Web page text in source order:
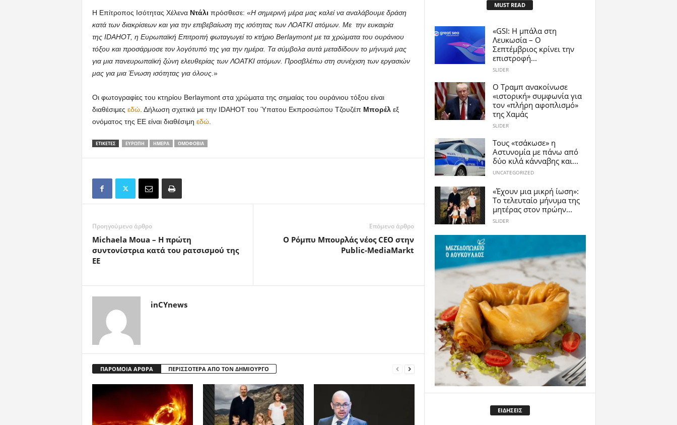
Η Επίτροπος Ισότητας Χέλενα Ντάλι πρόσθεσε: «Η σημερινή μέρα μας καλεί να αναλάβουμε δράση
κατά των διακρίσεων και για την επιβεβαίωση της ισότητας των ΛΟΑΤΚΙ ατόμων. Με την ευκαιρία
της IDAHOT, η Ευρωπαϊκή Επιτροπή φωταγωγεί το κτήριο Berlaymont με τα χρώματα του ουράνιου
τόξου και προσάρμοσε τον λογότυπό της για την ημέρα. Τα σύμβολα αυτά μεταδίδουν το μήνυμά μας
για μια πανευρωπαϊκή ζώνη ελευθερίας των ΛΟΑΤΚΙ ατόμων. Προσβλέπω στη συνέχιση των εργασιών
μας για μια Ένωση ισότητας για όλους. »
Οι φωτογραφίες του κτηρίου Berlaymont στα χρώματα της σημαίας του ουράνιου τόξου είναι
διαθέσιμες εδώ. Δήλωση σχετικά με την IDAHOT του Ύπατου Εκπροσώπου Τζουζέπ Μπορέλ εξ
ονόματος της ΕΕ είναι διαθέσιμη εδώ.
ΕΤΙΚΕΤΕΣ ΕΥΡΏΠΗ ΗΜΈΡΑ ΟΜΟΦΟΒΊΑ
Προηγούμενο άρθρο
Michaela Moua – Η πρώτη
συντονίστρια κατά του ρατσισμού της
ΕΕ
Επόμενο άρθρο
Ο Ρόμπυ Μπουρλάς νέος CEO στην
Public-MediaMarkt
inCYnews
ΠΑΡΟΜΟΙΑ ΑΡΘΡΑ ΠΕΡΙΣΣΟΤΕΡΑ ΑΠΟ ΤΟΝ ΔΗΜΙΟΥΡΓΟ
MUST READ
«GSI: Η μπάλα στη
Λευκωσία – Ο
Σεπτέμβριος κρίνει την
επιστροφή...
SLIDER
Ο Τραμπ ανακοίνωσε
«ιστορική» συμφωνία για
τον «πλήρη αφοπλισμό»
της Χαμάς
SLIDER
Τους «τσάκωσε» η
Αστυνομία με πάνω από
δύο κιλά κάνναβης και...
UNCATEGORIZED
«Έχουν μια μικρή ίωση»:
Το τελευταίο μήνυμα της
μητέρας στον πρώην...
SLIDER
ΕΙΔΗΣΕΙΣ